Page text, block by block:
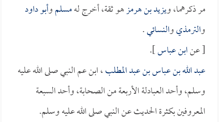
مر ذكرهما، ويزيد بن هرمزهو ثقة، أخرج لهمسلموأبو داود
والترمذيوالنسائي.
[ عنابن عباس].
عبد الله بن عباس بن عبد المطلب، ابن عم النبي صلى الله عليه
وسلم، وأحد العبادلة الأربعة من الصحابة، وأحد السبعة
المعروفين بكثرة الحديث عن النبي صلى الله عليه وسلم.